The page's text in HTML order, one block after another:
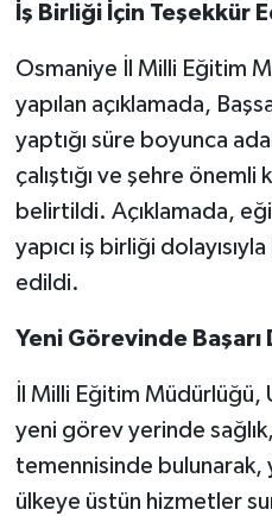
İş Birliği İçin Teşekkür
Osmaniye İl Milli Eğitim
yapılan açıklamada,
yaptığı süre boyunca
çalıştığı ve şehre önemli
belirtildi. Açıklamada,
yapıcı iş birliği
edildi.
Yeni Görevinde Başarı
İl Milli Eğitim Müdürlüğü,
yeni görev yerinde
temennisinde bulunarak,
ülkeye üstün hizmetler